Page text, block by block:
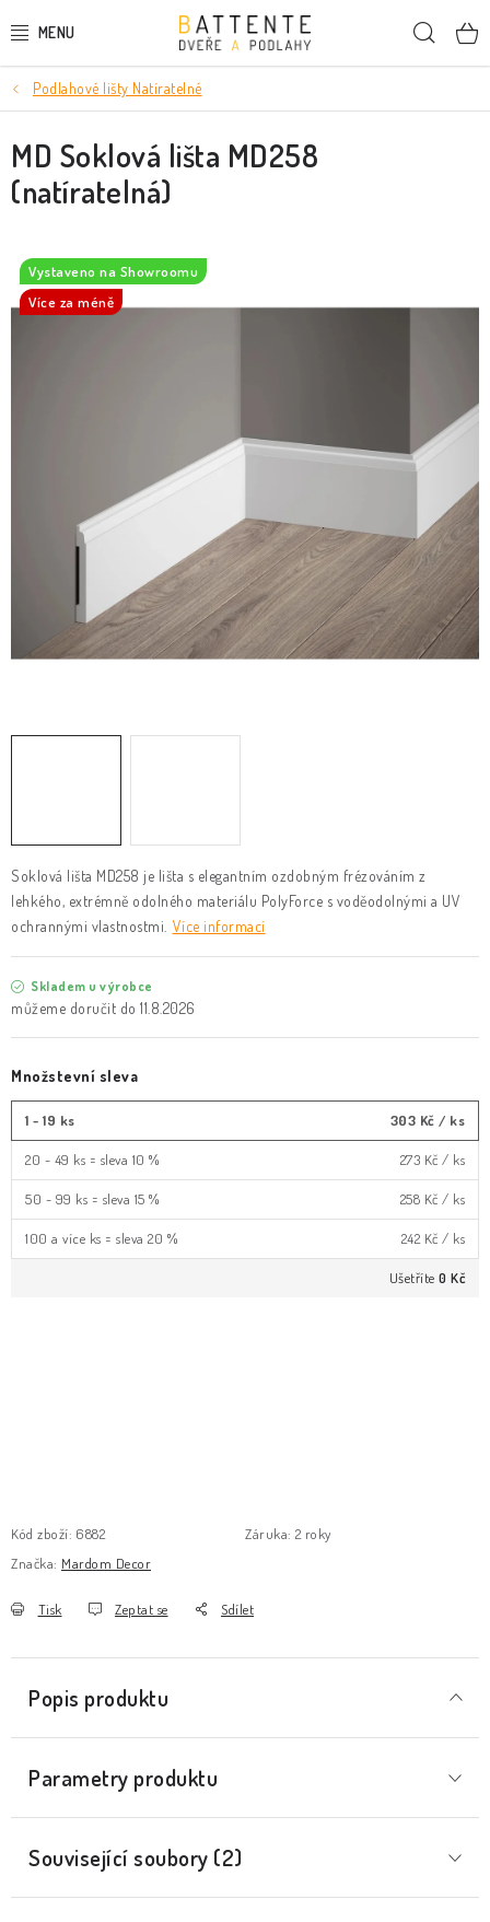
na
DVEŘE
SMRKOVÉ DVEŘE
PODLAHY
LIŠTY A DEKORAČNÍ PRVKY
NÁSTĚNNÉ PANELY
Kontakty O nás
Proč s námi
Vrácení, výměna zboží
Obchodní podmínky
Reklamační řád
Posuzování Jakosti
GDPR FAQ
Podlahové lišty Natíratelné
Soklová lišta MD258 je lišta s elegantním ozdobným frézováním z
lehkého, extrémně odolného materiálu PolyForce s voděodolnými a UV
ochrannými vlastnostmi. Více informací
Skladem u výrobce
11.8.2026
Množstevní sleva
1 - 19 ks 303 Kč / ks
20 - 49 ks = sleva 10 % 273 Kč / ks
50 - 99 ks = sleva 15 % 258 Kč / ks
100 a více ks = sleva 20 % 242 Kč / ks
Ušetříte 0 Kč
Kód zboží: 6882 Záruka: 2 roky
Značka: Mardom Decor
Tisk Zeptat se Sdílet
MD Soklová lišta MD258
(natíratelná)
Vystaveno na Showroomu
Více za méně
Popis produktu
Parametry produktu
Související soubory (2)